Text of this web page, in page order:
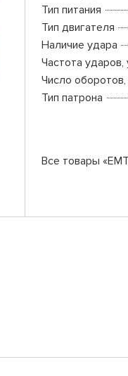
Тип питания
Тип двигателя
Наличие удара
Частота ударов,
Число
Тип патрона
Все товары